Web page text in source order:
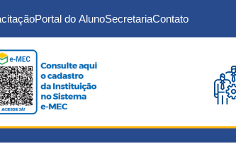
Portal do AlunoSecretariaContato